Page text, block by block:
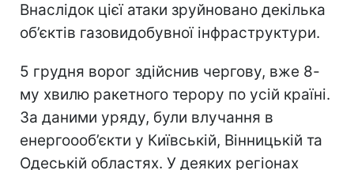
Внаслідок цієї атаки зруйновано декілька
об’єктів газовидобувної інфраструктури.
5 грудня ворог здійснив чергову, вже 8-
му хвилю ракетного терору по усій країні.
За даними уряду, були влучання в
енергоооб’єкти у Київській, Вінницькій та
Одеській областях. У деяких регіонах